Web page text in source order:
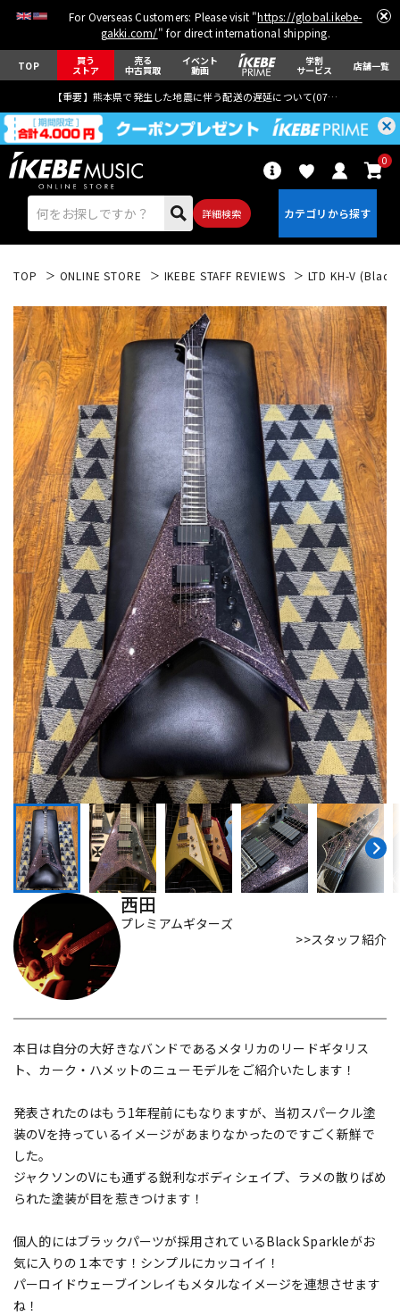
For Overseas Customers: Please visit "https://global.ikebe-
gakki.com/" for direct international shipping.
TOP 買う
ストア
売る
中古買取
イベント
動画
学割
サービス 店舗一覧
【重要】熊本県で発生した地震に伴う配送の遅延について(07月29日
詳細検索
0
エレキギター アコギ/エレアコ
ベース ウクレレ
ドラム パーカッション
キーボード 電子ピアノ
管楽器 その他楽器
アンプ エフェクター
DJ機器 DTM
DTM オンライン納品 レコーディング機器
配信/ライブ機器 楽器アクセサリ
中古 ヴィンテージ
TOP ONLINE STORE IKEBE STAFF REVIEWS LTD KH-V
西田
プレミアムギターズ
>>スタッフ紹介
本日は自分の大好きなバンドであるメタリカのリードギタリス
ト、カーク・ハメットのニューモデルをご紹介いたします！
発表されたのはもう1年程前にもなりますが、当初スパークル塗
装のVを持っているイメージがあまりなかったのですごく新鮮で
した。
ジャクソンのVにも通ずる鋭利なボディシェイプ、ラメの散りばめ
られた塗装が目を惹きつけます！
個人的にはブラックパーツが採用されているBlack Sparkleがお
気に入りの１本です！シンプルにカッコイイ！
パーロイドウェーブインレイもメタルなイメージを連想させます
ね！